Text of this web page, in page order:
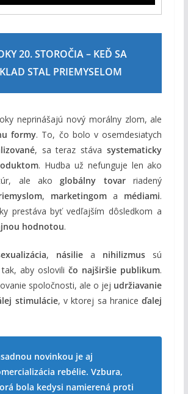
20. STOROČIA – KEĎ SA
STAL PRIEMYSELOM
neprinášajú nový morálny zlom, ale
formy. To, čo bolo v osemdesiatych
, sa teraz stávasystematicky
. Hudba už nefunguje len ako
ale akoglobálny tovarriadený
, marketingom a médiami.
prestáva byť vedľajším dôsledkom a
hodnotou.
, násiliea nihilizmus sú
tak, aby osloviličo najširšie publikum.
spoločnosti, ale o jej udržiavanie
stimulácie, v ktorej sa hraniceďalej
novinkou je aj
rebélie. Vzbura,
bola kedysi namierená proti